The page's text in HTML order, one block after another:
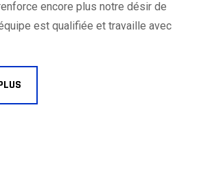
encore plus notre désir de
est qualifiée et travaille avec